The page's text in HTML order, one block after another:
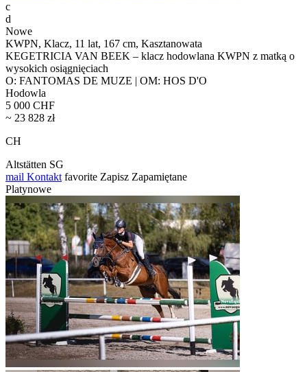
c
d
Nowe
KWPN, Klacz, 11 lat, 167 cm, Kasztanowata
KEGETRICIA VAN BEEK – klacz hodowlana KWPN z matką o
wysokich osiągnięciach
O: FANTOMAS DE MUZE | OM: HOS D'O
Hodowla
5 000 CHF
~ 23 828 zł
CH
Altstätten SG
mail Kontakt favorite Zapisz Zapamiętane
Platynowe